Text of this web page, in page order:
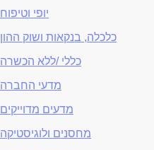
יופי וטיפוח
כלכלה, בנקאות ושוק ההון
כללי /ללא הכשרה
מדעי החברה
מדעים מדוייקים
מחסנים ולוגיסטיקה